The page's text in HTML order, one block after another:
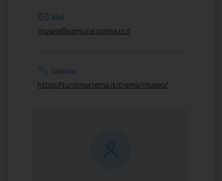
Mail
museo@comune.crema.cr.it
Website
https://turismocrema.it/crema/museo/